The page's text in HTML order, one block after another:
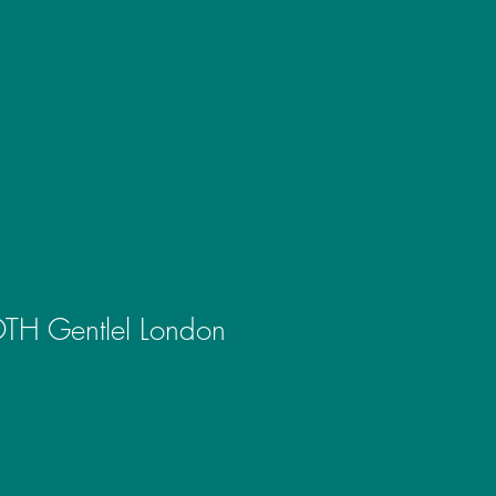
Gentlel London